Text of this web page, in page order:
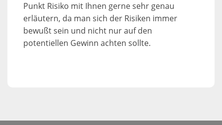
Punkt Risiko mit Ihnen gerne sehr genau
erläutern, da man sich der Risiken immer
bewußt sein und nicht nur auf den
potentiellen Gewinn achten sollte.